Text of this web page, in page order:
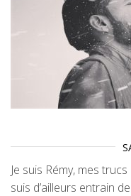
Je suis Rémy, mes
suis d’ailleurs entrain